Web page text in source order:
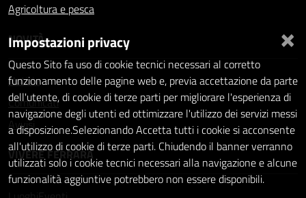
Agricoltura e pesca
NOVITÀ
Notizie
Comunicati
Avvisi
VIVERE FERRARA
×
Impostazioni privacy
Questo Sito fa uso di cookie tecnici necessari al corretto
funzionamento delle pagine web e, previa accettazione da parte
dell'utente, di cookie di terze parti per migliorare l'esperienza di
navigazione degli utenti ed ottimizzare l'utilizzo dei servizi messi
a disposizione.Selezionando Accetta tutti i cookie si acconsente
all'utilizzo di cookie di terze parti. Chiudendo il banner verranno
utilizzati solo i cookie tecnici necessari alla navigazione e alcune
funzionalità aggiuntive potrebbero non essere disponibili.